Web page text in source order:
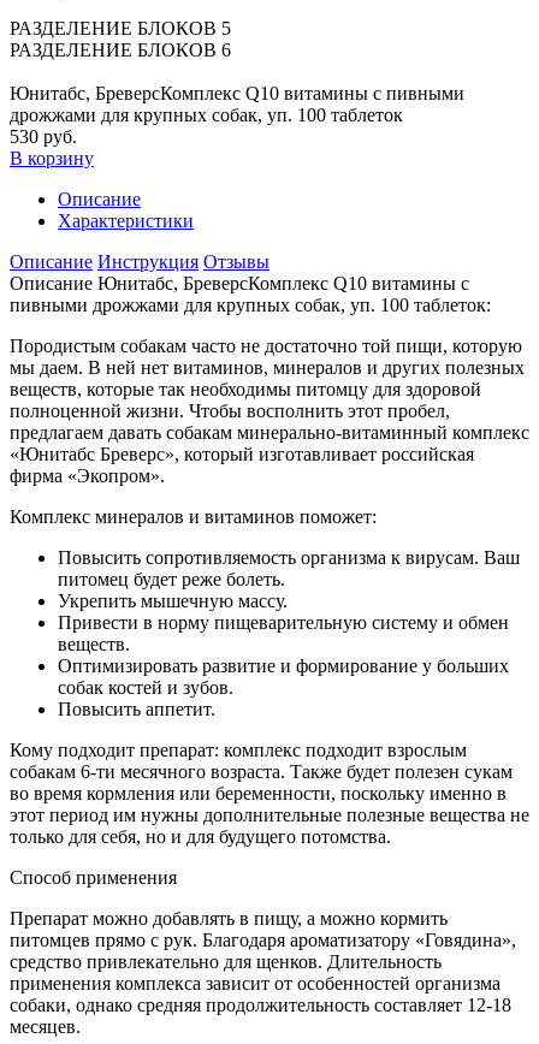
РАЗДЕЛЕНИЕ БЛОКОВ 5
РАЗДЕЛЕНИЕ БЛОКОВ 6
Юнитабс, БреверсКомплекс Q10 витамины с пивными
дрожжами для крупных собак, уп. 100 таблеток
530 руб.
В корзину
Описание
Характеристики
Описание Инструкция Отзывы
Описание Юнитабс, БреверсКомплекс Q10 витамины с
пивными дрожжами для крупных собак, уп. 100 таблеток:
Породистым собакам часто не достаточно той пищи, которую
мы даем. В ней нет витаминов, минералов и других полезных
веществ, которые так необходимы питомцу для здоровой
полноценной жизни. Чтобы восполнить этот пробел,
предлагаем давать собакам минерально-витаминный комплекс
«Юнитабс Бреверс», который изготавливает российская
фирма «Экопром».
Комплекс минералов и витаминов поможет:
Повысить сопротивляемость организма к вирусам. Ваш
питомец будет реже болеть.
Укрепить мышечную массу.
Привести в норму пищеварительную систему и обмен
веществ.
Оптимизировать развитие и формирование у больших
собак костей и зубов.
Повысить аппетит.
Кому подходит препарат: комплекс подходит взрослым
собакам 6-ти месячного возраста. Также будет полезен сукам
во время кормления или беременности, поскольку именно в
этот период им нужны дополнительные полезные вещества не
только для себя, но и для будущего потомства.
Способ применения
Препарат можно добавлять в пищу, а можно кормить
питомцев прямо с рук. Благодаря ароматизатору «Говядина»,
средство привлекательно для щенков. Длительность
применения комплекса зависит от особенностей организма
собаки, однако средняя продолжительность составляет 12-18
месяцев.